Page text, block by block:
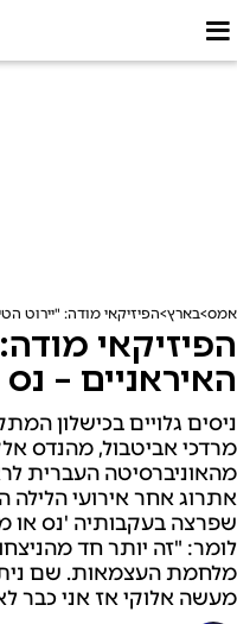
אמס בארץ הפיזיקאי מודה: "יירוט
הפיזיקאי
האיראניים –
ניסים גלויים בכישלון
מרדכי אביטבול, מהנדס
מהאוניברסיטה העברית
אתרוג אחר אירועי
שפרצה בעקבותיה 'נס או
לומר: "זה יותר חד
מלחמת העצמאות. שם
מעשה אלוקי אז אני כבר